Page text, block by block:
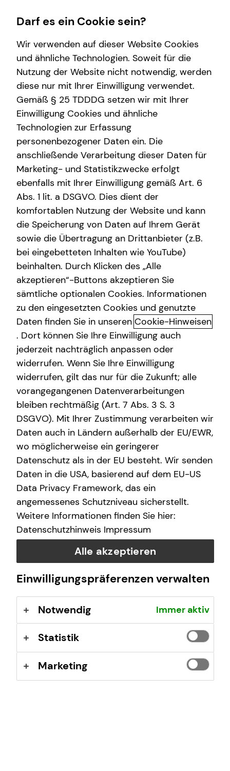
Investment
Überblick
Investmentfonds
Inflationsbegegnung
ELTIF & AIF
Finanzberatung
Videoberatung
Altersvorsorge
Kindervorsorge
Arbeitskraftabsicherung
Private Krankenvorsorge
Betriebliche Altersvorsorge
Sach- und Vermögenssicherung
Gewerbliche Versicherungen
Immobilienfinanzierung
Kapitalanlage Immobilien
Service
Schadenabwicklung
Kundenportal
Wissenswertes
Interview
Über mich
Über tecis
Karriere
Karrierechancen
Maßgeschneiderter
Versicherungsschutz mit der
privaten
Krankenvollversicherung
Mit einer privaten Krankenvollversicherung (PKV) kannst
du dich sehr gut absichern und so im Falle einer
Erkrankung die optimale medizinische Versorgung
erhalten. Privatversicherte können von einem größeren
Leistungskatalog und weiteren Vorteilen profitieren.
Durch ein breit gefächertes Tarifangebot kann ein ganz
nach den individuellen Bedürfnissen und finanziellen
Verhältnissen ausgerichteter Versicherungsschutz
ausgewählt werden.
Mögliche Zusatzleistungen der privaten
Krankenversicherung
Darf es ein Cookie sein?
Wir verwenden auf dieser Website Cookies
und ähnliche Technologien. Soweit für die
Nutzung der Website nicht notwendig, werden
diese nur mit Ihrer Einwilligung verwendet.
Gemäß § 25 TDDDG setzen wir mit Ihrer
Einwilligung Cookies und ähnliche
Technologien zur Erfassung
personenbezogener Daten ein. Die
anschließende Verarbeitung dieser Daten für
Marketing- und Statistikzwecke erfolgt
ebenfalls mit Ihrer Einwilligung gemäß Art. 6
Abs. 1 lit. a DSGVO. Dies dient der
komfortablen Nutzung der Website und kann
die Speicherung von Daten auf Ihrem Gerät
sowie die Übertragung an Drittanbieter (z.B.
bei eingebetteten Inhalten wie YouTube)
beinhalten. Durch Klicken des „Alle
akzeptieren“-Buttons akzeptieren Sie
sämtliche optionalen Cookies. Informationen
zu den eingesetzten Cookies und genutzte
Daten finden Sie in unseren Cookie-Hinweisen
. Dort können Sie Ihre Einwilligung auch
jederzeit nachträglich anpassen oder
widerrufen. Wenn Sie Ihre Einwilligung
widerrufen, gilt das nur für die Zukunft; alle
vorangegangenen Datenverarbeitungen
bleiben rechtmäßig (Art. 7 Abs. 3 S. 3
DSGVO). Mit Ihrer Zustimmung verarbeiten wir
Daten auch in Ländern außerhalb der EU/EWR,
wo möglicherweise ein geringerer
Datenschutz als in der EU besteht. Wir senden
Daten in die USA, basierend auf dem EU-US
Data Privacy Framework, das ein
angemessenes Schutzniveau sicherstellt.
Weitere Informationen finden Sie hier:
Datenschutzhinweis Impressum
Alle akzeptieren
Einwilligungspräferenzen verwalten
Notwendig Immer aktiv
Statistik
Marketing